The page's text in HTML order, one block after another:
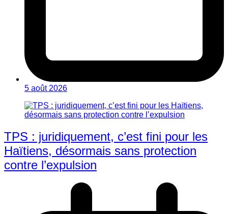
5 août 2026
TPS : juridiquement, c’est fini pour les
Haïtiens, désormais sans protection
contre l’expulsion